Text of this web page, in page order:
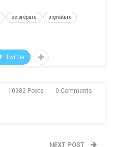
se prépare signature
Twitter
10982 Posts 0 Comments
NEXT POST